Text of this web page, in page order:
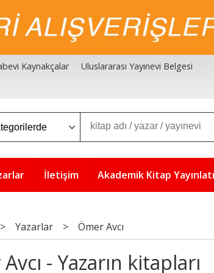
Kaynakçalar Uluslararası Yayınevi Belgesi
İletişim Akademik Kitap
> Yazarlar > Ömer Avcı
- Yazarın kitapları